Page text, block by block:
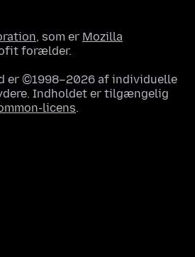
, som er Mozilla
forælder.
er ©1998–2026 af individuelle
Indholdet er tilgængelig
licens.